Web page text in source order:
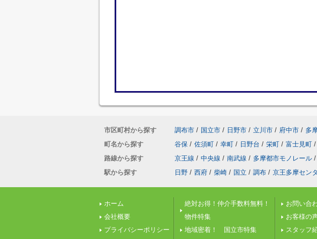
市区町村から探す 調布市 / 国立市 / 日野市 / 立川市 / 府中市 / 多
町名から探す
谷保 / 佐須町 / 幸町 / 日野台 / 栄町 / 富士見町 /
路線から探す
京王線 / 中央線 / 南武線 / 多摩都市モノレール /
駅から探す
日野 / 西府 / 柴崎 / 国立 / 調布 / 京王多摩セン
ホーム
会社概要
プライバシーポリシー
絶対お得！仲介手数料無料！
物件特集
地域密着！ 国立市特集
お問い合
お客様の
スタッフ